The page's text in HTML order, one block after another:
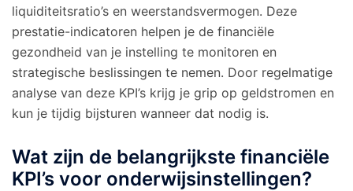
liquiditeitsratio’s en weerstandsvermogen. Deze
prestatie-indicatoren helpen je de financiële
gezondheid van je instelling te monitoren en
strategische beslissingen te nemen. Door regelmatige
analyse van deze KPI’s krijg je grip op geldstromen en
kun je tijdig bijsturen wanneer dat nodig is.
Wat zijn de belangrijkste financiële
KPI’s voor onderwijsinstellingen?